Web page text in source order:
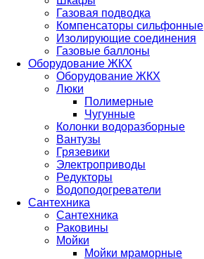
Газовая подводка
Компенсаторы сильфонные
Изолирующие соединения
Газовые баллоны
Оборудование ЖКХ
Оборудование ЖКХ
Люки
Полимерные
Чугунные
Колонки водоразборные
Вантузы
Грязевики
Электроприводы
Редукторы
Водоподогреватели
Сантехника
Сантехника
Раковины
Мойки
Мойки мраморные